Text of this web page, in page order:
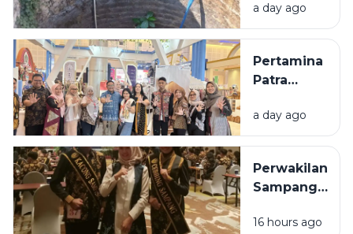
Warga
Sumenep
Kering
a day ago
Pertamina
Patra
Bawa 5
UMKM
Tampil di
Surabaya
a day ago
Perwakilan
Sampang
Masuk 10
16 hours ago